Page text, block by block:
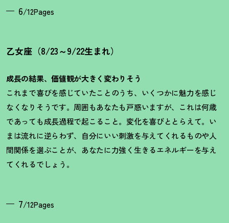
6/12Pages
乙女座（8/23～9/22生まれ）
成長の結果、価値観が大きく変わりそう
これまで喜びを感じていたことのうち、いくつかに魅力を感じ
なくなりそうです。周囲もあなたも戸惑いますが、これは何歳
であっても成長過程で起こること。変化を喜びととらえて。い
まは流れに逆らわず、自分にいい刺激を与えてくれるものや人
間関係を選ぶことが、あなたに力強く生きるエネルギーを与え
てくれるでしょう。
7/12Pages